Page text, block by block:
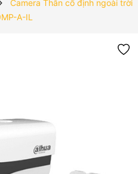
Camera Thân cố định ngoài trời
A-IL